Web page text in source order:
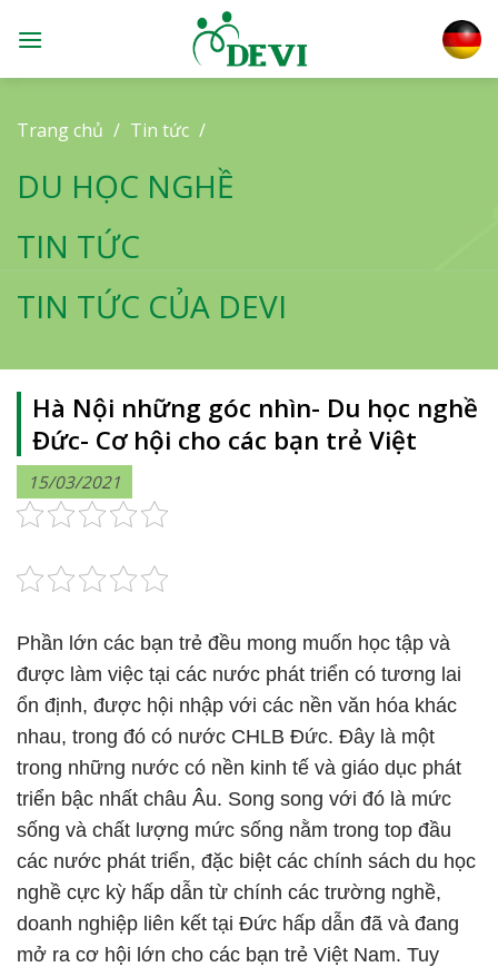
Trang chủ / Tin tức /
DU HỌC NGHỀ
TIN TỨC
TIN TỨC CỦA DEVI
Hà Nội những góc nhìn- Du học nghề
Đức- Cơ hội cho các bạn trẻ Việt
15/03/2021
Phần lớn các bạn trẻ đều mong muốn học tập và
được làm việc tại các nước phát triển có tương lai
ổn định, được hội nhập với các nền văn hóa khác
nhau, trong đó có nước CHLB Đức. Đây là một
trong những nước có nền kinh tế và giáo dục phát
triển bậc nhất châu Âu. Song song với đó là mức
sống và chất lượng mức sống nằm trong top đầu
các nước phát triển, đặc biệt các chính sách du học
nghề cực kỳ hấp dẫn từ chính các trường nghề,
doanh nghiệp liên kết tại Đức hấp dẫn đã và đang
mở ra cơ hội lớn cho các bạn trẻ Việt Nam. Tuy